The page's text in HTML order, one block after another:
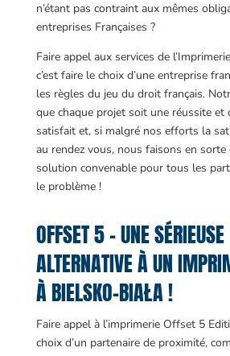
n’étant pas contraint aux mêmes
entreprises Françaises ?
Faire appel aux services de
c’est faire le choix d’une entreprise
les règles du jeu du droit français.
que chaque projet soit une réussite et
satisfait et, si malgré nos efforts la
au rendez vous, nous faisons en
solution convenable pour tous les
le problème !
OFFSET 5 – UNE SÉRIEUSE
ALTERNATIVE À UN
À BIELSKO-BIAŁA !
Faire appel à l’imprimerie Offset 5
choix d’un partenaire de proximité,